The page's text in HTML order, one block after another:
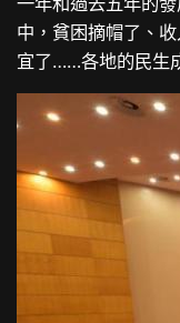
中，貧困摘帽了、
宜了……各地的民生